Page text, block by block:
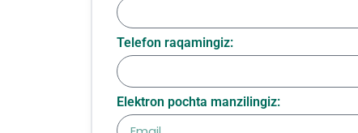
Telefon raqamingiz:
Elektron pochta manzilingiz: